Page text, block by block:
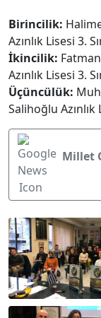
Birincilik:
Azınlık Lisesi 3.
İkincilik:
Azınlık Lisesi 3.
Üçüncülük:
Salihoğlu Azınlık
Millet